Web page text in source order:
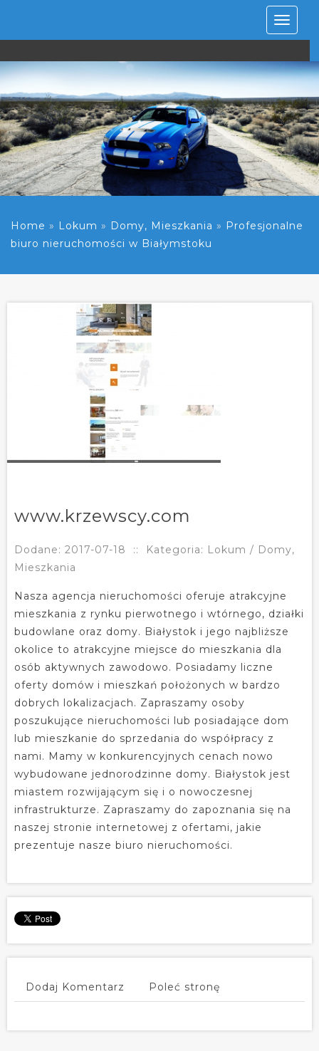
Rozwiń
Home » Lokum » Domy, Mieszkania » Profesjonalne
biuro nieruchomości w Białymstoku
www.krzewscy.com
Dodane: 2017-07-18 ::
Kategoria: Lokum / Domy,
Mieszkania
Nasza agencja nieruchomości oferuje atrakcyjne
mieszkania z rynku pierwotnego i wtórnego, działki
budowlane oraz domy. Białystok i jego najbliższe
okolice to atrakcyjne miejsce do mieszkania dla
osób aktywnych zawodowo. Posiadamy liczne
oferty domów i mieszkań położonych w bardzo
dobrych lokalizacjach. Zapraszamy osoby
poszukujące nieruchomości lub posiadające dom
lub mieszkanie do sprzedania do współpracy z
nami. Mamy w konkurencyjnych cenach nowo
wybudowane jednorodzinne domy. Białystok jest
miastem rozwijającym się i o nowoczesnej
infrastrukturze. Zapraszamy do zapoznania się na
naszej stronie internetowej z ofertami, jakie
prezentuje nasze biuro nieruchomości.
Dodaj Komentarz Poleć stronę